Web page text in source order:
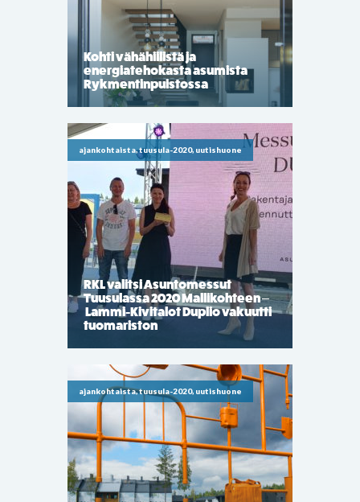
Kohti vähähiilistä ja
energiatehokasta asumista
Rykmentinpuistossa
ajankohtaista, tuusula-2020, uutishuone
RKL valitsi Asuntomessut
Tuusulassa 2020 Mallikohteen –
Lammi-Kivitalot Duplio vakuutti
tuomariston
ajankohtaista, tuusula-2020, uutishuone